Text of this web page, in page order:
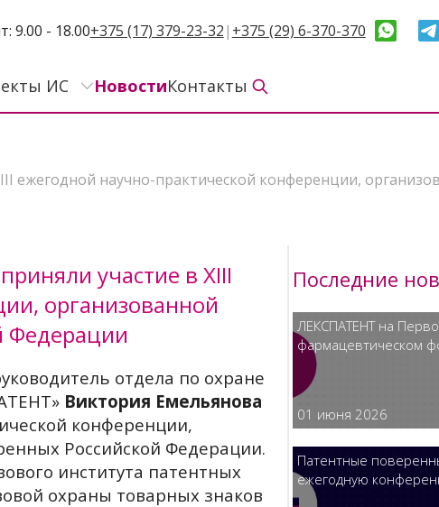
9.00 - 18.00+375 (17) 379-23-32| +375 (29) 6-370-370
ИС НовостиКонтакты
ежегодной научно-практической конференции,
Последние
01 июня 2026
ЛЕКСПАТЕНТ на
фармацевтическом
Патентные
ежегодную
участие в XIII
организованной
Федерации
отдела по охране
Виктория Емельянова
конференции,
Российской Федерации.
института патентных
охраны товарных знаков